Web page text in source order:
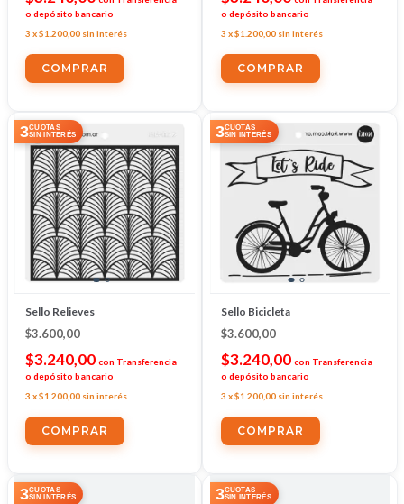
o depósito bancario
3 x$1.200,00 sin interés
o depósito bancario
3 x$1.200,00 sin interés
3CUOTAS
SIN INTERÉS
Sello Relieves
$3.600,00
$3.240,00 con Transferencia
o depósito bancario
3 x$1.200,00 sin interés
3CUOTAS
SIN INTERÉS
Sello Bicicleta
$3.600,00
$3.240,00 con Transferencia
o depósito bancario
3 x$1.200,00 sin interés
3CUOTAS
SIN INTERÉS
3CUOTAS
SIN INTERÉS